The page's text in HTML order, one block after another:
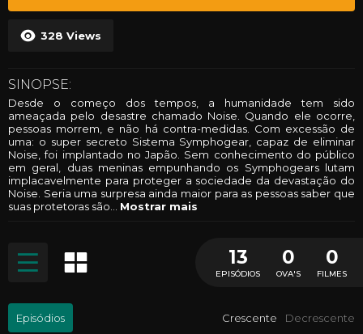
328 Views
SINOPSE:
Desde o começo dos tempos, a humanidade tem sido
ameaçada pelo desastre chamado Noise. Quando ele ocorre,
pessoas morrem, e não há contra-medidas. Com excessão de
uma: o super secreto Sistema Symphogear, capaz de eliminar
Noise, foi implantado no Japão. Sem conhecimento do público
em geral, duas meninas empunhando os Symphogears lutam
implacavelmente para proteger a sociedade da devastação do
Noise. Seria uma surpresa ainda maior para as pessoas saber que
suas protetoras são
Mostrar mais
13
EPISÓDIOS
0
OVA'S
0
FILMES
Episódios Crescente Decrescente